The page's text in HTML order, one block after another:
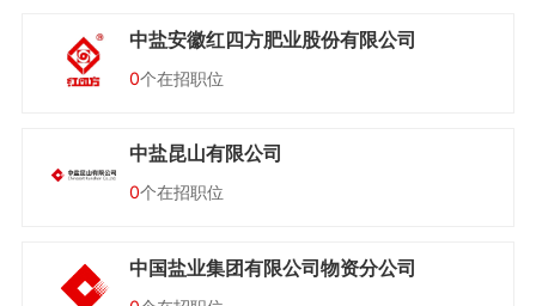
中盐安徽红四方肥业股份有限公司
0个在招职位
中盐昆山有限公司
0个在招职位
中国盐业集团有限公司物资分公司